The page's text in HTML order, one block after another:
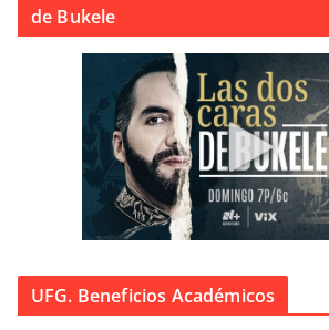
de Bukele
UFG. Beneficios Académicos